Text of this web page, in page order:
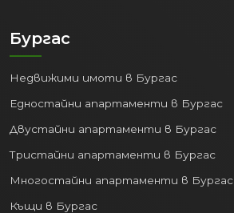
Бургас
Недвижими имоти в Бургас
Едностайни апартаменти в Бургас
Двустайни апартаменти в Бургас
Тристайни апартаменти в Бургас
Многостайни апартаменти в Бургас
Къщи в Бургас